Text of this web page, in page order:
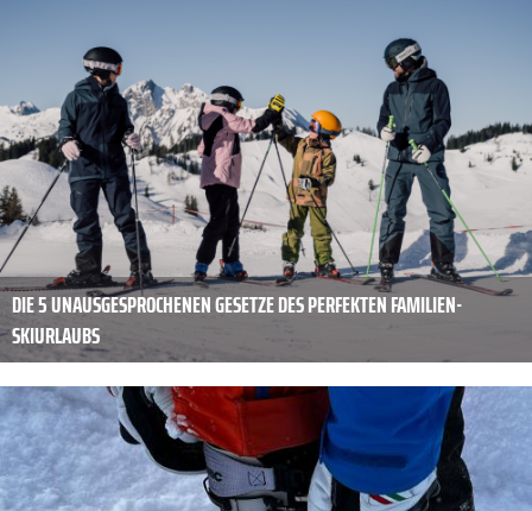
DIE 5 UNAUSGESPROCHENEN GESETZE DES PERFEKTEN FAMILIEN-
SKIURLAUBS